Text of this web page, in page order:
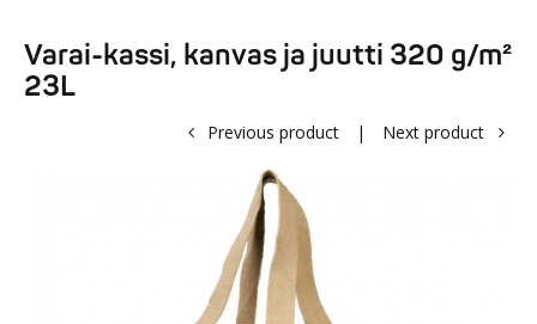
Varai-kassi, kanvas ja juutti 320 g/m²
23L
Previous product | Next product